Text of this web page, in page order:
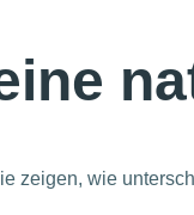
zeigen, wie